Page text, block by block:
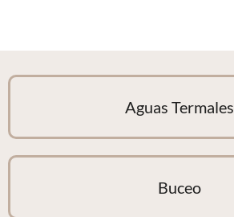
Aguas Termales
Buceo